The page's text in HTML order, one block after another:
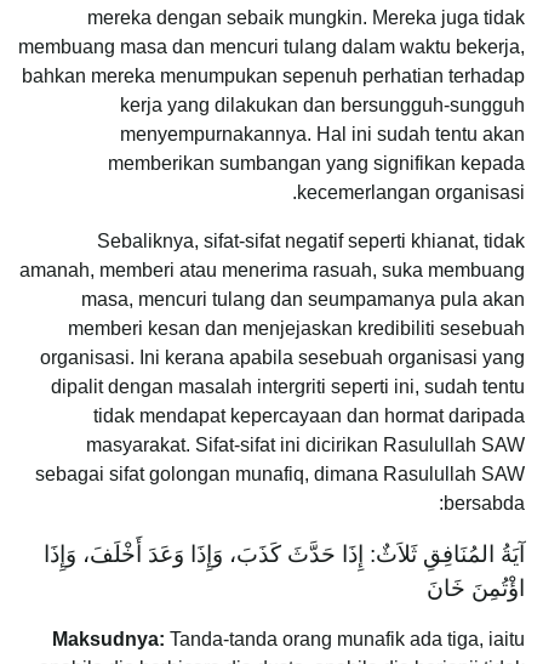
mereka dengan sebaik mungkin. Mereka juga tidak
membuang masa dan mencuri tulang dalam waktu bekerja,
bahkan mereka menumpukan sepenuh perhatian terhadap
kerja yang dilakukan dan bersungguh-sungguh
menyempurnakannya. Hal ini sudah tentu akan
memberikan sumbangan yang signifikan kepada
kecemerlangan organisasi.
Sebaliknya, sifat-sifat negatif seperti khianat, tidak
amanah, memberi atau menerima rasuah, suka membuang
masa, mencuri tulang dan seumpamanya pula akan
memberi kesan dan menjejaskan kredibiliti sesebuah
organisasi. Ini kerana apabila sesebuah organisasi yang
dipalit dengan masalah intergriti seperti ini, sudah tentu
tidak mendapat kepercayaan dan hormat daripada
masyarakat. Sifat-sifat ini dicirikan Rasulullah SAW
sebagai sifat golongan munafiq, dimana Rasulullah SAW
bersabda:
آيَةُ المُنَافِقِ ثَلاَثٌ: إِذَا حَدَّثَ كَذَبَ، وَإِذَا وَعَدَ أَخْلَفَ، وَإِذَا
اؤْتُمِنَ خَانَ
Maksudnya: Tanda-tanda orang munafik ada tiga, iaitu